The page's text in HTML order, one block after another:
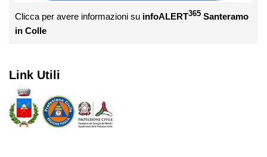
Clicca per avere informazioni su infoALERT365 Santeramo
in Colle
Link Utili